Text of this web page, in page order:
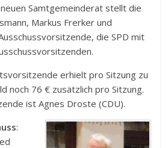
Samtgemeinderat stellt die
Markus Frerker und
die SPD mit
erhielt pro Sitzung zu
noch 76 € zusätzlich pro Sitzung.
ist Agnes Droste (CDU).
: